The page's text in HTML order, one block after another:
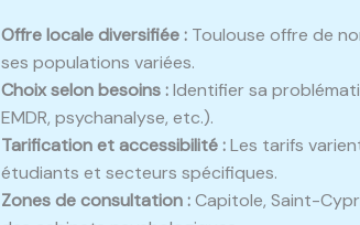
Offre locale diversifiée : Toulouse offre de
ses populations variées.
Choix selon besoins :Identifier sa
EMDR, psychanalyse, etc.).
Tarification et accessibilité :Les tarifs
étudiants et secteurs spécifiques.
Zones de consultation :Capitole, Saint-